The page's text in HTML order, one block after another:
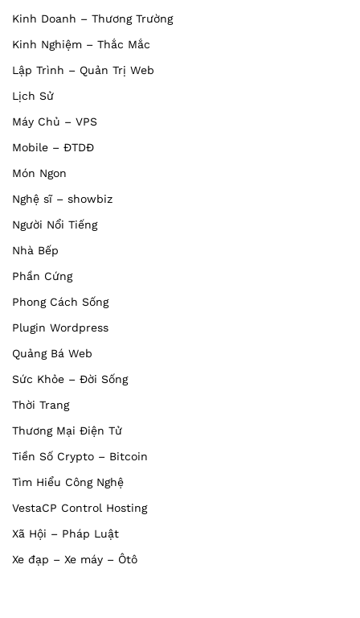
Kinh Doanh – Thương Trường
Kinh Nghiệm – Thắc Mắc
Lập Trình – Quản Trị Web
Lịch Sử
Máy Chủ – VPS
Mobile – ĐTDĐ
Món Ngon
Nghệ sĩ – showbiz
Người Nổi Tiếng
Nhà Bếp
Phần Cứng
Phong Cách Sống
Plugin Wordpress
Quảng Bá Web
Sức Khỏe – Đời Sống
Thời Trang
Thương Mại Điện Tử
Tiền Số Crypto – Bitcoin
Tìm Hiểu Công Nghệ
VestaCP Control Hosting
Xã Hội – Pháp Luật
Xe đạp – Xe máy – Ôtô